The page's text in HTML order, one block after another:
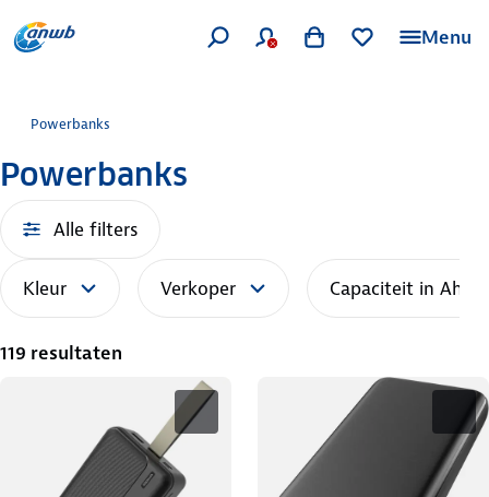
Menu
Powerbanks
Powerbanks
Alle filters
Kleur Verkoper Capaciteit in Ah
119 resultaten